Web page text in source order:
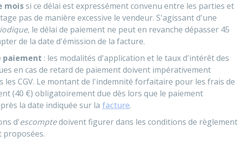
moissi ce délai est expressément convenu entre les parties et
pas de manière excessive le vendeur. S'agissant d'une
, le délai de paiement ne peut en revanche dépasser 45
de la date d'émission de la facture.
paiement : les modalités d'application et le taux d'intérêt des
en cas de retard de paiement doivent impérativement
les CGV. Le montant de l'indemnité forfaitaire pour les frais de
(40 €) obligatoirement due dès lors que le paiement
la date indiquée sur la facture.
d'escomptedoivent figurer dans les conditions de règlement
proposées.